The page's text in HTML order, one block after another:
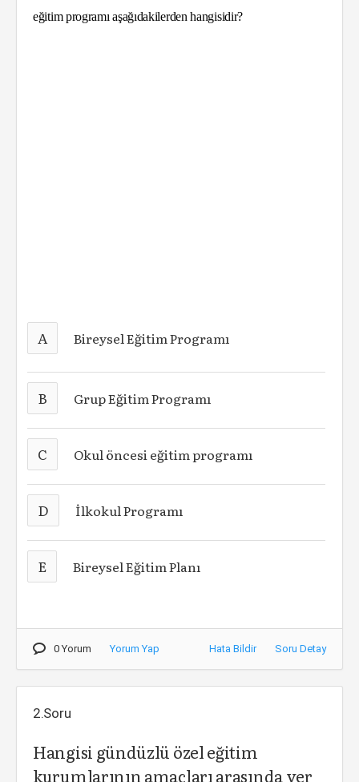
eğitim programı aşağıdakilerden hangisidir?
A Bireysel Eğitim Programı
B Grup Eğitim Programı
C Okul öncesi eğitim programı
D İlkokul Programı
E Bireysel Eğitim Planı
0 Yorum Yorum Yap Hata Bildir Soru Detay
2.Soru
Hangisi gündüzlü özel eğitim
kurumlarının amaçları arasında yer